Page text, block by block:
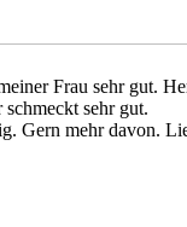
Frau sehr gut.
sehr gut.
Gern mehr davon.